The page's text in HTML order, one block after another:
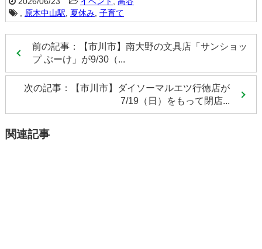
,
原木中山駅 夏休み, 子育て
前の記事：【市川市】南大野の文具店「サンショッ
プ ぶーけ」が9/30（...
次の記事：【市川市】ダイソーマルエツ行徳店が
7/19（日）をもって閉店...
関連記事